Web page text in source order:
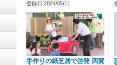
登録日 2024/05/11
手作りの紙芝居で啓発 四賀